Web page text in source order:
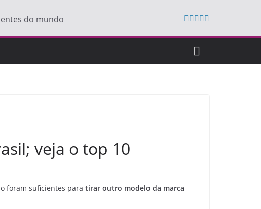
do mundo
veja o top 10
foram suficientes para tirar outro modelo da marca